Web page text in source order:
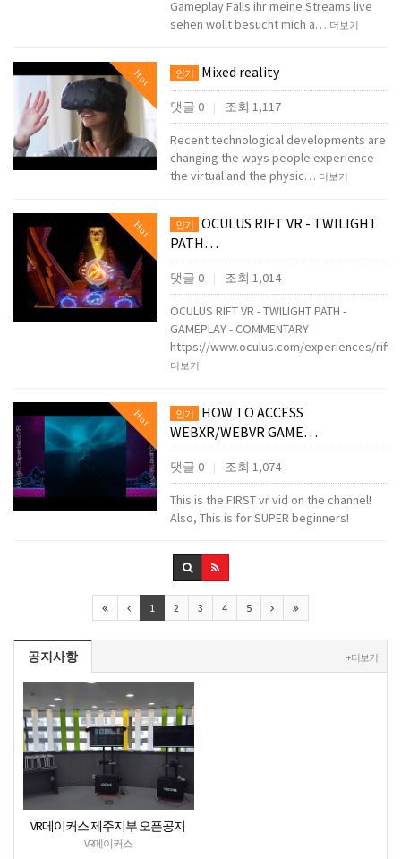
Gameplay Falls ihr meine Streams live
sehen wollt besucht mich a… 더보기
Hot 인기 Mixed reality
댓글 0 조회 1,117
Recent technological developments are
changing the ways people experience
the virtual and the physic… 더보기
Hot 인기
OCULUS RIFT VR - TWILIGHT
PATH…
댓글 0 조회 1,014
OCULUS RIFT VR - TWILIGHT PATH -
GAMEPLAY - COMMENTARY
https://www.oculus.com/experiences/rift/
더보기
Hot 인기
HOW TO ACCESS
WEBXR/WEBVR GAME…
댓글 0 조회 1,074
This is the FIRST vr vid on the channel!
Also, This is for SUPER beginners!
1 2 3 4 5
공지사항 + 더보기
VR메이커스 제주지부 오픈공지
VR메이커스